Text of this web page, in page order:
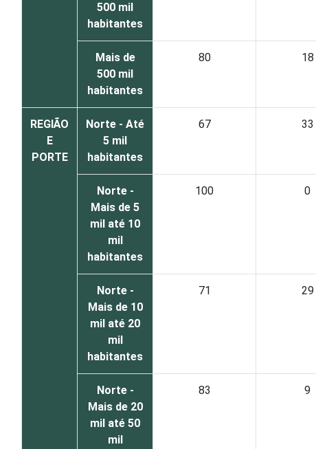
500 mil
habitantes
Mais de
500 mil
habitantes
80 18
REGIÃO
E
PORTE
Norte - Até
5 mil
habitantes
67 33
Norte -
Mais de 5
mil até 10
mil
habitantes
100 0
Norte -
Mais de 10
mil até 20
mil
habitantes
71 29
Norte -
Mais de 20
mil até 50
mil
83 9